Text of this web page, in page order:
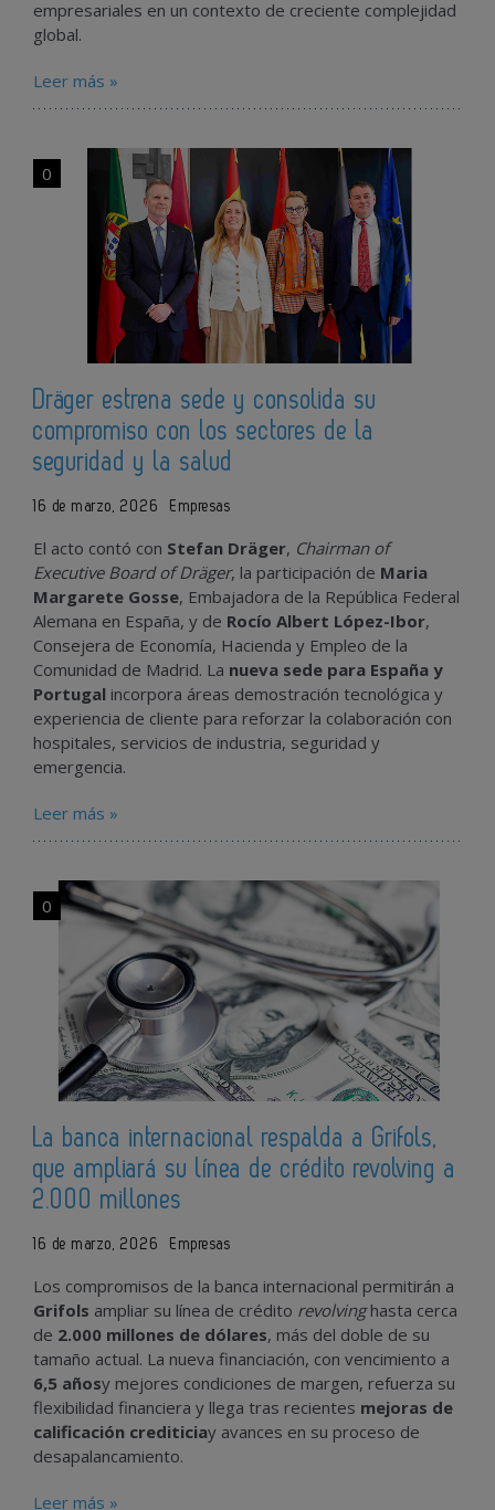
empresariales en un contexto de creciente complejidad
global.
Leer más »
0
Dräger estrena sede y consolida su
compromiso con los sectores de la
seguridad y la salud
16 de marzo, 2026 Empresas
El acto contó con Stefan Dräger, Chairman of
Executive Board of Dräger, la participación de Maria
Margarete Gosse, Embajadora de la República Federal
Alemana en España, y de Rocío Albert López-Ibor,
Consejera de Economía, Hacienda y Empleo de la
Comunidad de Madrid. La nueva sede para España y
Portugal incorpora áreas demostración tecnológica y
experiencia de cliente para reforzar la colaboración con
hospitales, servicios de industria, seguridad y
emergencia.
Leer más »
0
La banca internacional respalda a Grifols,
que ampliará su línea de crédito revolving a
2.000 millones
16 de marzo, 2026 Empresas
Los compromisos de la banca internacional permitirán a
Grifols ampliar su línea de crédito revolving hasta cerca
de 2.000 millones de dólares, más del doble de su
tamaño actual. La nueva financiación, con vencimiento a
6,5 añosy mejores condiciones de margen, refuerza su
flexibilidad financiera y llega tras recientes mejoras de
calificación crediticiay avances en su proceso de
desapalancamiento.
Leer más »